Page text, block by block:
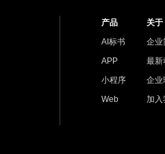
产品
AI标书
APP
小程序
Web
关于
企业
最新
企业
加入